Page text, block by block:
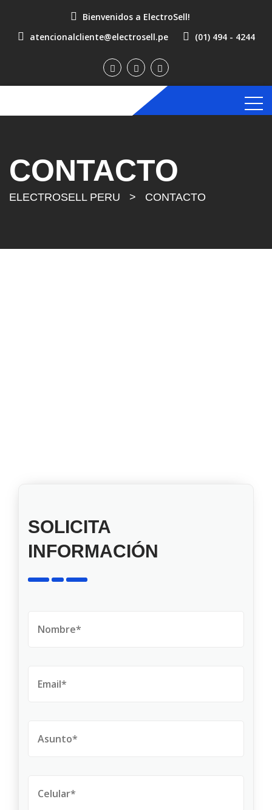
Bienvenidos a ElectroSell!
atencionalcliente@electrosell.pe
(01) 494 - 4244
CONTACTO
ELECTROSELL PERU > CONTACTO
SOLICITA
INFORMACIÓN